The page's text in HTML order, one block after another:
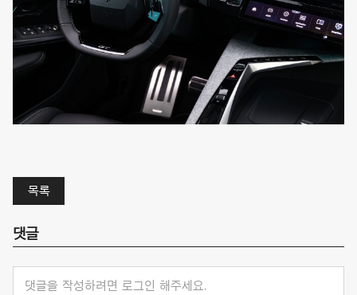
목록
댓글
댓글을 작성하려면 로그인 해주세요.